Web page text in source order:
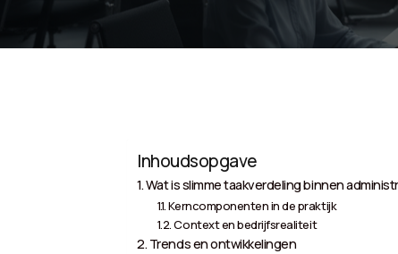
Inhoudsopgave
Wat is slimme taakverdeling binnen
Kerncomponenten in de praktijk
Context en bedrijfsrealiteit
Trends en ontwikkelingen